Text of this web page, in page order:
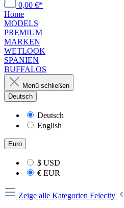
0,00 €*
Home
MODELS
PREMIUM
MARKEN
WETLOOK
SPANIEN
BUFFALOS
Menü schließen
Deutsch
Deutsch
English
Euro
$ USD
€ EUR
Zeige alle Kategorien Felecity